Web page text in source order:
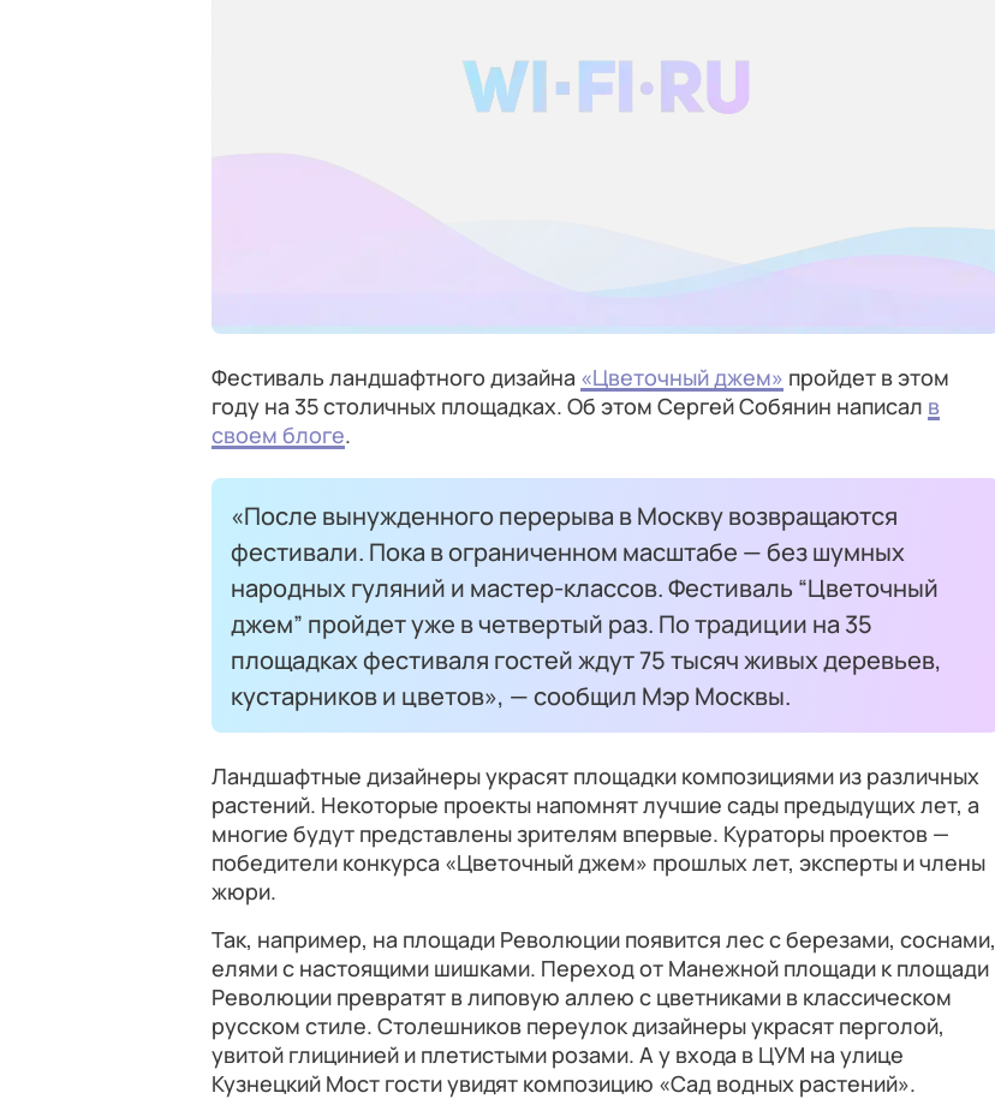
Фестиваль ландшафтного дизайна «Цветочный джем» пройдет в этом
году на 35 столичных площадках. Об этом Сергей Собянин написал в
своем блоге.
«После вынужденного перерыва в Москву возвращаются
фестивали. Пока в ограниченном масштабе — без шумных
народных гуляний и мастер-классов. Фестиваль “Цветочный
джем” пройдет уже в четвертый раз. По традиции на 35
площадках фестиваля гостей ждут 75 тысяч живых деревьев,
кустарников и цветов», — сообщил Мэр Москвы.
Ландшафтные дизайнеры украсят площадки композициями из различных
растений. Некоторые проекты напомнят лучшие сады предыдущих лет, а
многие будут представлены зрителям впервые. Кураторы проектов —
победители конкурса «Цветочный джем» прошлых лет, эксперты и члены
жюри.
Так, например, на площади Революции появится лес с березами, соснами,
елями с настоящими шишками. Переход от Манежной площади к площади
Революции превратят в липовую аллею с цветниками в классическом
русском стиле. Столешников переулок дизайнеры украсят перголой,
увитой глицинией и плетистыми розами. А у входа в ЦУМ на улице
Кузнецкий Мост гости увидят композицию «Сад водных растений».